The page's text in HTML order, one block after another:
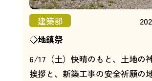
◇地鎮祭
建築部
6/17（土）快晴のもと、土地の
挨拶と、新築工事の安全祈願の